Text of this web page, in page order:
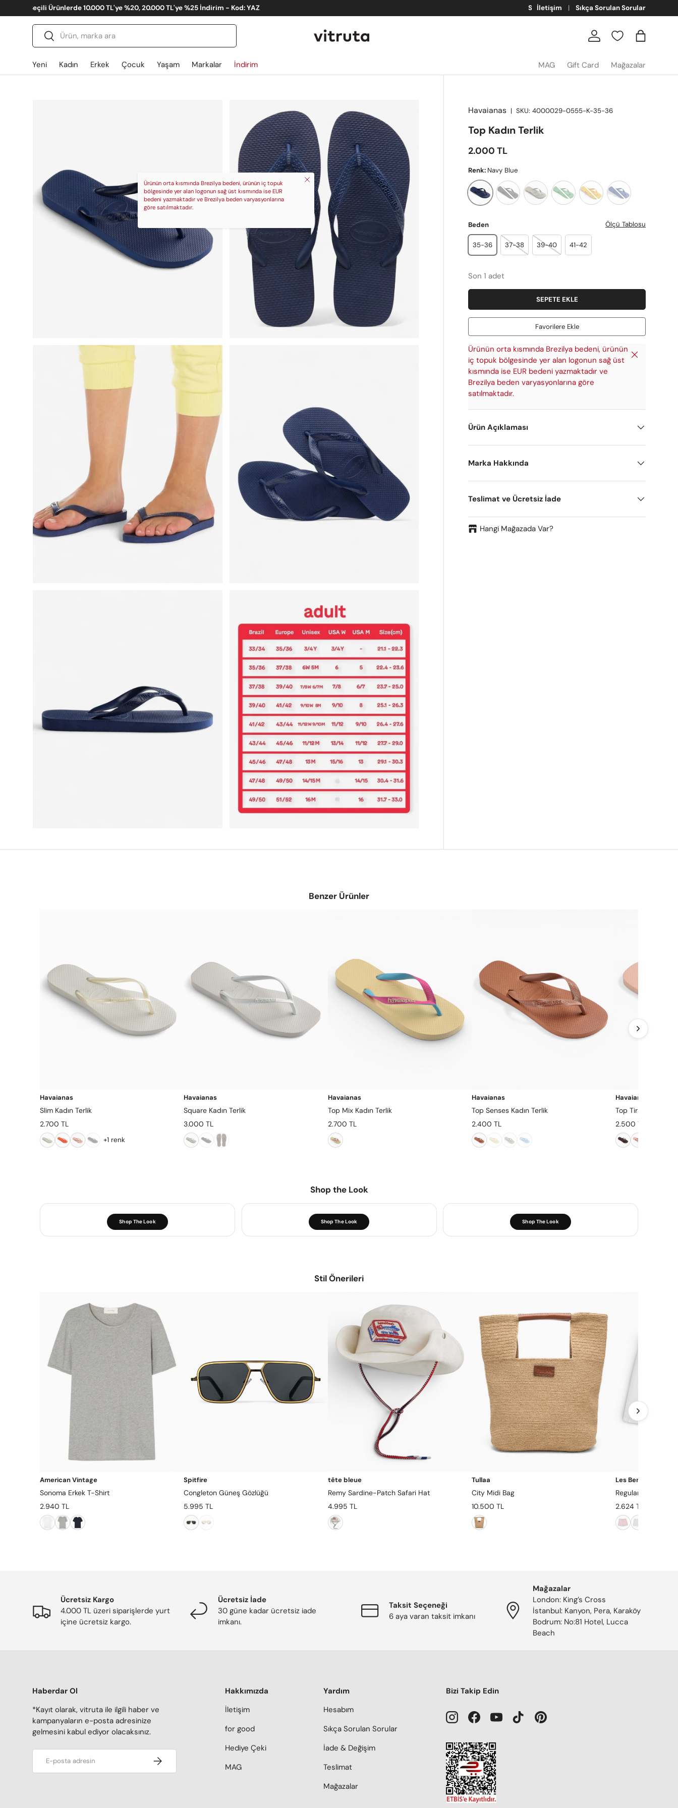
İçeriğe atla
Summer Sale %50 İndirim - Yeni Eklenen Ürünler İletişim Sıkça Sorulan Sorular
Ara
Gönder Giriş Sepet
Yeni Kadın Erkek Çocuk Yaşam Markalar İndirim MAG Gift Card Mağazalar
Ürünün orta kısmında Brezilya bedeni, ürünün iç topuk
bölgesinde yer alan logonun sağ üst kısmında ise EUR
bedeni yazmaktadır ve Brezilya beden varyasyonlarına
göre satılmaktadır.
Kapat
Havaianas | SKU: 4000029-0555-K-35-36
Top Kadın Terlik
Satış fiyatı
2.000 TL
Renk: Navy Blue
Navy BlueBlack White Green Pop YellowMarine Blue
Beden Ölçü Tablosu
35-36 37-38 39-40 41-42
Son 1 adet
SEPETE EKLE
Favorilere Ekle
Ürünün orta kısmında Brezilya bedeni, ürünün
iç topuk bölgesinde yer alan logonun sağ üst
kısmında ise EUR bedeni yazmaktadır ve
Brezilya beden varyasyonlarına göre
satılmaktadır.
Kapat
Ürün Açıklaması
Marka Hakkında
Teslimat ve Ücretsiz İade
Hangi Mağazada Var?
Benzer Ürünler
Havaianas
Slim Kadın Terlik
2.700 TL
+1 renk
Havaianas
Square Kadın Terlik
3.000 TL
Havaianas
Top Mix Kadın Terlik
2.700 TL
Havaianas
Top Senses Kadın Terlik
2.400 TL
Havaianas
Top Tiras Kadın
2.500 TL
Shop the Look
Shop The Look Shop The Look Shop The Look
Stil Önerileri
American Vintage
Sonoma Erkek T-Shirt
2.940 TL
Spitfire
Congleton Güneş Gözlüğü
5.995 TL
tête bleue
Remy Sardine-Patch Safari Hat
4.995 TL
Tullaa
City Midi Bag
10.500 TL
Les Benjamins
Regular Fit Kadın
2.624 TL
Ücretsiz Kargo
4.000 TL üzeri siparişlerde yurt
içine ücretsiz kargo.
Ücretsiz İade
30 güne kadar ücretsiz iade
imkanı.
Taksit Seçeneği
6 aya varan taksit imkanı
Mağazalar
London: King’s Cross
İstanbul: Kanyon, Pera, Karaköy
Bodrum: No:81 Hotel, Lucca
Beach
Haberdar Ol
*Kayıt olarak, vitruta ile ilgili haber ve
kampanyaların e-posta adresinize
gelmesini kabul ediyor olacaksınız.
Kaydol
Hakkımızda
İletişim
for good
Hediye Çeki
MAG
Yardım
Hesabım
Sıkça Sorulan Sorular
İade & Değişim
Teslimat
Mağazalar
Bizi Takip Edin
InstagramFacebookYouTubeTikTokPinterest